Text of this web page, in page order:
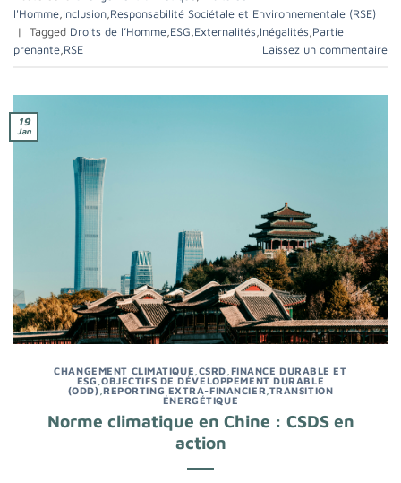
l'Homme Inclusion Responsabilité Sociétale et Environnementale (RSE)
|
Tagged Droits de l’Homme ESG Externalités Inégalités Partie
prenante RSE Laissez un commentaire
19
Jan
CHANGEMENT CLIMATIQUE CSRD FINANCE DURABLE ET
ESG ,OBJECTIFS DE DÉVELOPPEMENT DURABLE
(ODD) ,REPORTING EXTRA-FINANCIER TRANSITION
ÉNERGÉTIQUE
Norme climatique en Chine : CSDS en
action